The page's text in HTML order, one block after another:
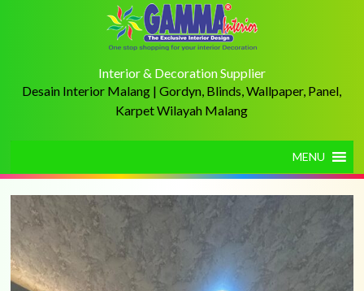
Interior & Decoration Supplier
Desain Interior Malang | Gordyn, Blinds, Wallpaper, Panel,
Karpet Wilayah Malang
MENU